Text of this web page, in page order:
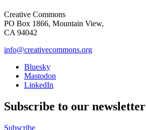
Creative Commons
PO Box 1866, Mountain View,
CA 94042
info@creativecommons.org
Bluesky
Mastodon
LinkedIn
Subscribe to our newsletter
Subscribe